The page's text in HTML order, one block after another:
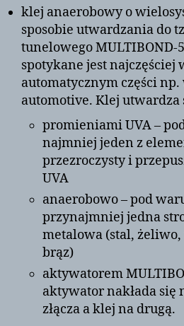
klej anaerobowy o
sposobie utwardzania do
tunelowego MULTIBOND-
spotykane jest najczęściej
automatycznym części
automotive. Klej utwardza
promieniami UVA –
najmniej jeden z
przezroczysty i
UVA
anaerobowo – pod
przynajmniej jedna
metalowa (stal,
brąz)
aktywatorem
aktywator nakłada się
złącza a klej na drugą.